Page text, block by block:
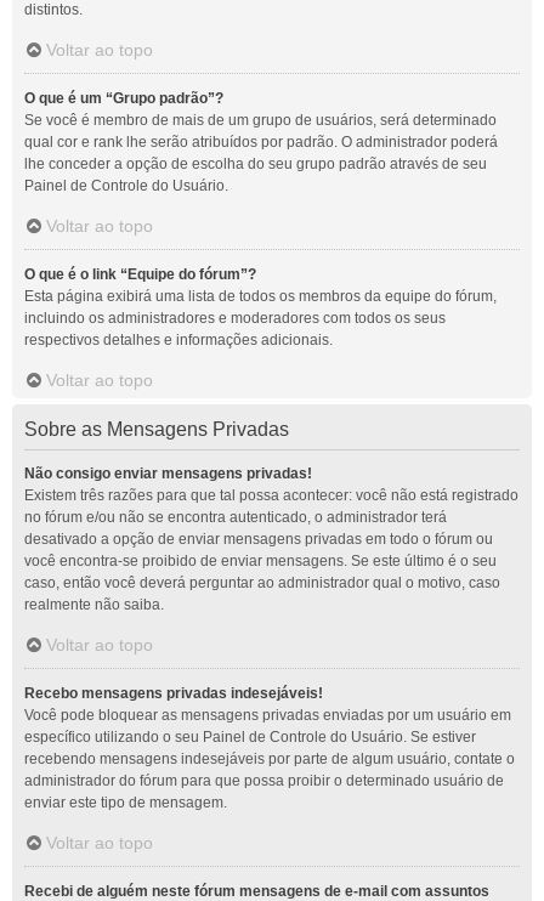
distintos.
Voltar ao topo
O que é um “Grupo padrão”?
Se você é membro de mais de um grupo de usuários, será determinado
qual cor e rank lhe serão atribuídos por padrão. O administrador poderá
lhe conceder a opção de escolha do seu grupo padrão através de seu
Painel de Controle do Usuário.
Voltar ao topo
O que é o link “Equipe do fórum”?
Esta página exibirá uma lista de todos os membros da equipe do fórum,
incluindo os administradores e moderadores com todos os seus
respectivos detalhes e informações adicionais.
Voltar ao topo
Sobre as Mensagens Privadas
Não consigo enviar mensagens privadas!
Existem três razões para que tal possa acontecer: você não está registrado
no fórum e/ou não se encontra autenticado, o administrador terá
desativado a opção de enviar mensagens privadas em todo o fórum ou
você encontra-se proibido de enviar mensagens. Se este último é o seu
caso, então você deverá perguntar ao administrador qual o motivo, caso
realmente não saiba.
Voltar ao topo
Recebo mensagens privadas indesejáveis!
Você pode bloquear as mensagens privadas enviadas por um usuário em
específico utilizando o seu Painel de Controle do Usuário. Se estiver
recebendo mensagens indesejáveis por parte de algum usuário, contate o
administrador do fórum para que possa proibir o determinado usuário de
enviar este tipo de mensagem.
Voltar ao topo
Recebi de alguém neste fórum mensagens de e-mail com assuntos